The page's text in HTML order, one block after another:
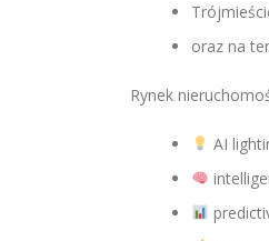
oraz na
Rynek
AI